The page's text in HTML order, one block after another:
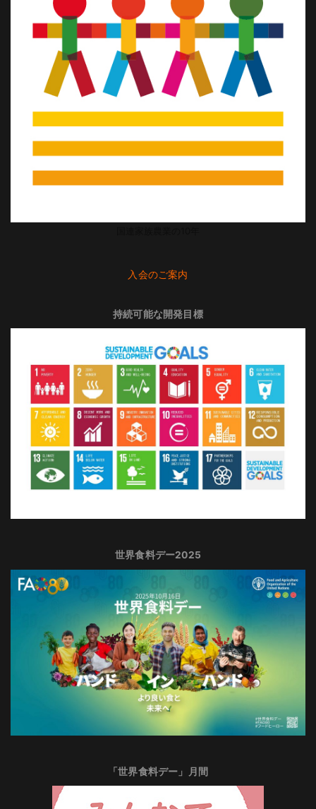
入会のご案内
持続可能な開発目標
世界食料デー2025
「世界食料デー」月間